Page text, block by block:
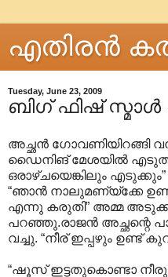
എതിരന്‍
Tuesday, June 23, 2009
ബിഗ് ഫിഷ് സ്മാൾ
അച്ഛൻ ഗോവണിയിറങ്ങി
ഡൈനിങ് മേശയിൽ എടുത്തു
ഒരാഴ്ചയെങ്കിലും എടുക്കും”
“ഞാൻ നാലുമണ്യ്ക്കേ
എന്നു കരുതി” അമ്മ
പറഞ്ഞു.രാജൻ അച്ഛന്റെ
വച്ചു. “നീര് ഇപ്പഴും ഉണ്ട്
“ഷൂസ് ഇട്ടതുകൊണ്ടാ നീരു